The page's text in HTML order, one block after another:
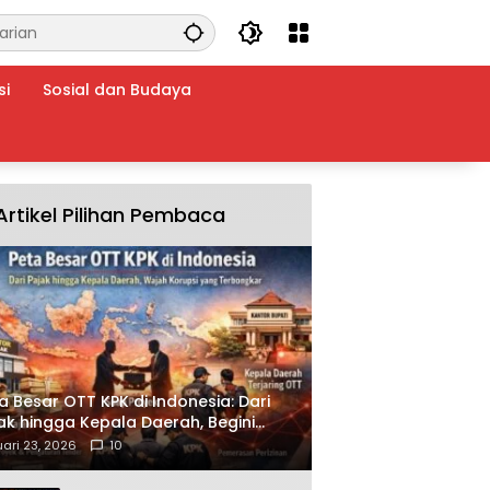
Sosial dan Budaya
Pilihan Pembaca
Besar OTT KPK di Indonesia: Dari
hingga Kepala Daerah, Begini
Korupsi yang Terbongkar
23, 2026 10